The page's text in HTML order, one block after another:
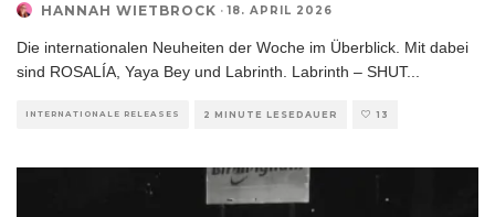
HANNAH WIETBROCK · 18. APRIL 2026
Die internationalen Neuheiten der Woche im Überblick. Mit dabei
sind ROSALÍA, Yaya Bey und Labrinth. Labrinth – SHUT...
INTERNATIONALE RELEASES 2 MINUTE LESEDAUER 13